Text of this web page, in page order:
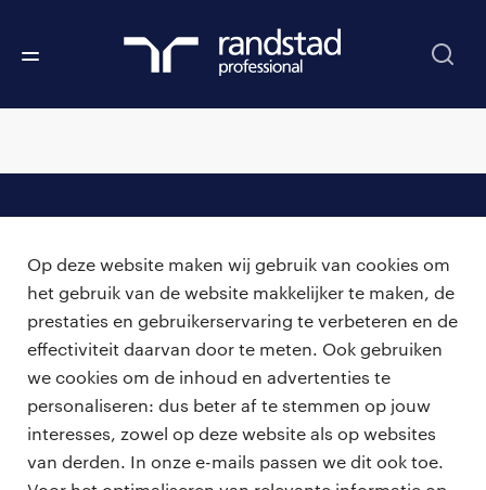
Op deze website maken wij gebruik van cookies om
het gebruik van de website makkelijker te maken, de
prestaties en gebruikerservaring te verbeteren en de
effectiviteit daarvan door te meten. Ook gebruiken
we cookies om de inhoud en advertenties te
personaliseren: dus beter af te stemmen op jouw
interesses, zowel op deze website als op websites
van derden. In onze e-mails passen we dit ook toe.
vacatures
zzp-opdrachten
careers for expats
voor opdrachtgevers
algemene voorwaarden
over ons
bmc
onze kantoren